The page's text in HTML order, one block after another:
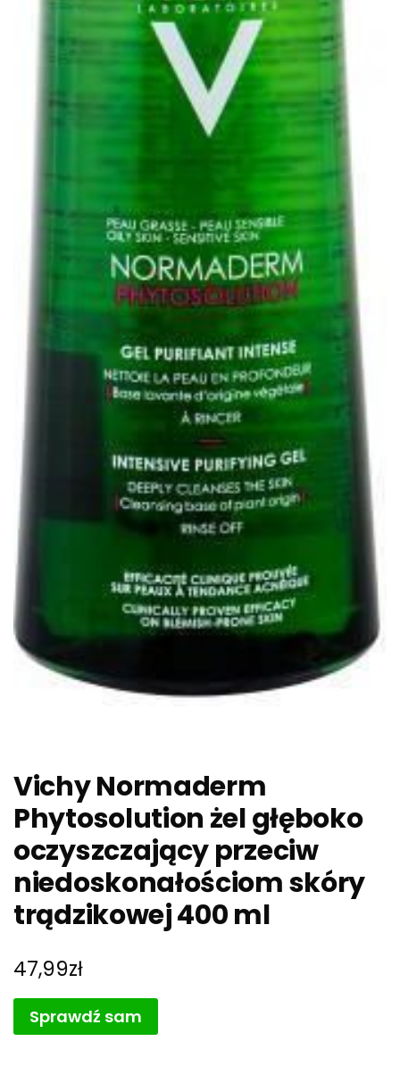
Vichy Normaderm
Phytosolution żel głęboko
oczyszczający przeciw
niedoskonałościom skóry
trądzikowej 400 ml
47,99zł
Sprawdź sam